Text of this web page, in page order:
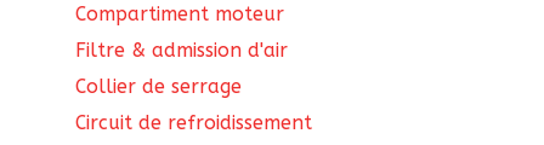
Compartiment moteur
Filtre & admission d'air
Collier de serrage
Circuit de refroidissement